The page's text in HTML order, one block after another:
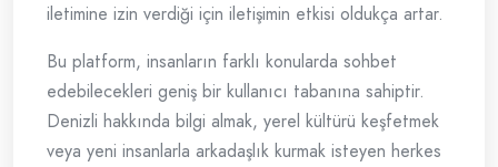
iletimine izin verdiği için iletişimin etkisi oldukça artar.
Bu platform, insanların farklı konularda sohbet
edebilecekleri geniş bir kullanıcı tabanına sahiptir.
Denizli hakkında bilgi almak, yerel kültürü keşfetmek
veya yeni insanlarla arkadaşlık kurmak isteyen herkes